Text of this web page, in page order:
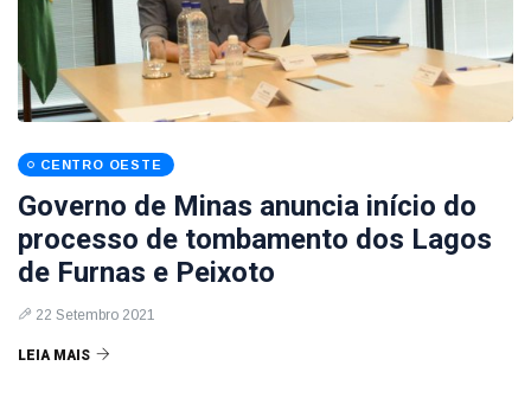
CENTRO OESTE
Governo de Minas anuncia início do
processo de tombamento dos Lagos
de Furnas e Peixoto
22 Setembro 2021
LEIA MAIS